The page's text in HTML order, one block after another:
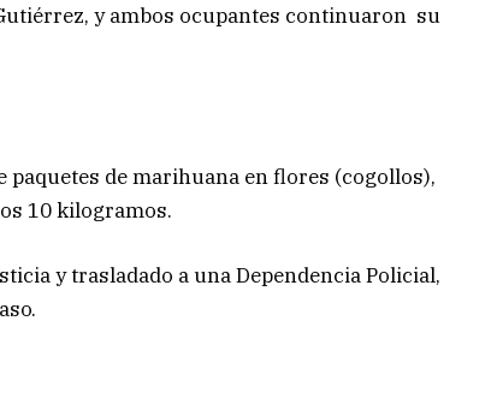
y ambos ocupantes continuaron su
de marihuana en flores (cogollos),
10 kilogramos.
y trasladado a una Dependencia Policial,